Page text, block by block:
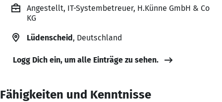
Angestellt, IT-Systembetreuer, H.Künne GmbH & Co
KG
Lüdenscheid, Deutschland
Logg Dich ein, um alle Einträge zu sehen.
Fähigkeiten und Kenntnisse